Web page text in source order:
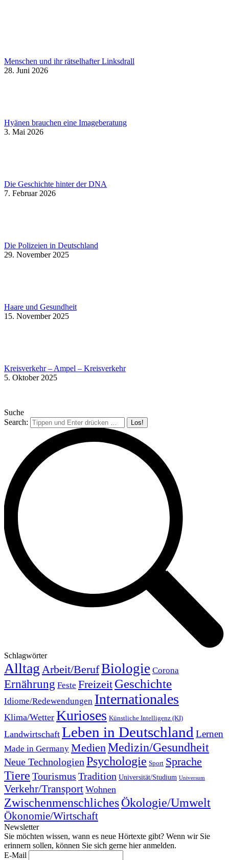
Menschen und ihr rätselhafter Linksdrall
28. Juni 2026
Hyänen brauchen eine Imageberatung
3. Mai 2026
Die Geschichte hinter der DNA
7. Februar 2026
Die Polizeien in Deutschland
29. November 2025
Haare und Gesundheit
15. November 2025
Kreisverkehr – Ampel – Kreisverkehr
5. Oktober 2025
Suche
Search:
Schlagwörter
Alltag Arbeit/BerufBiologie Corona
Ernährung Feste Freizeit Geschichte
Idiome/Redewendungen Internationales
Klima/Wetter Kurioses Künstliche Intelligenz (KI)
Landwirtschaft Leben in Deutschland Lernen
Made in Germany Medien Medizin/Gesundheit
Neue Technologien Psychologie Sport Sprache
Tiere Tourismus Tradition Universität/Studium Universum
Verkehr/Transport Wohnen
ZwischenmenschlichesÖkologie/Umwelt
Ökonomie/Wirtschaft
Newsletter
Sie möchten wissen, wann es neue Hörtexte gibt? Wenn wir Sie
erinnern sollen, können Sie sich gerne hier anmelden.
E-Mail